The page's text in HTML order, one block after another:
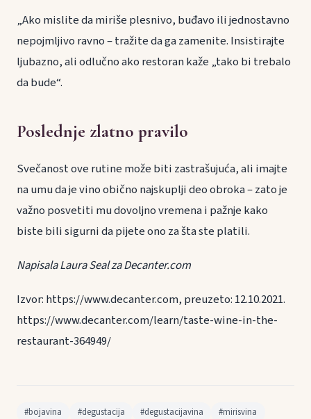
„Ako mislite da miriše plesnivo, buđavo ili jednostavno
nepojmljivo ravno – tražite da ga zamenite. Insistirajte
ljubazno, ali odlučno ako restoran kaže „tako bi trebalo
da bude“.
Poslednje zlatno pravilo
Svečanost ove rutine može biti zastrašujuća, ali imajte
na umu da je vino obično najskuplji deo obroka – zato je
važno posvetiti mu dovoljno vremena i pažnje kako
biste bili sigurni da pijete ono za šta ste platili.
Napisala Laura Seal za Decanter.com
Izvor: https://www.decanter.com, preuzeto: 12.10.2021.
https://www.decanter.com/learn/taste-wine-in-the-
restaurant-364949/
#bojavina #degustacija #degustacijavina
#mirisvina